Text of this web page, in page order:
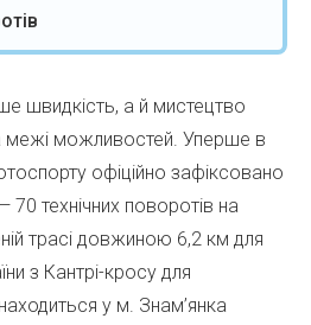
швидкість, а й мистецтво
межі можливостей. Уперше в
офіційно зафіксовано
70 технічних поворотів на
трасі довжиною 6,2 км для
з Кантрі-кросу для
у м. Знам’янка